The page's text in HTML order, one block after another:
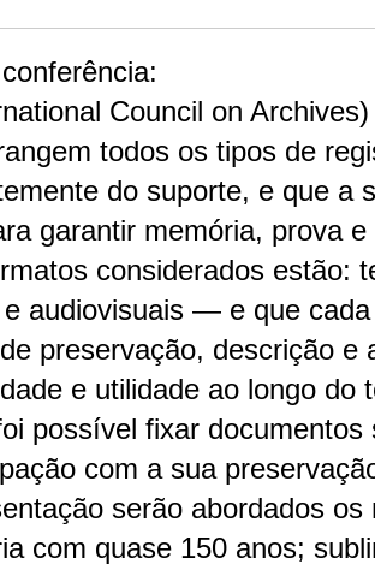
Council on
todos os tipos de
do suporte, e que a
garantir memória, prova
considerados estão:
audiovisuais — e que
preservação, descrição e
e utilidade ao longo do
possível fixar documentos
com a sua
serão abordados
com quase 150 anos;